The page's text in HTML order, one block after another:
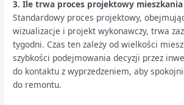
3. Ile trwa proces projektowy
Standardowy proces projektowy,
wizualizacje i projekt wykonawczy, trwa
tygodni. Czas ten zależy od wielkości
szybkości podejmowania decyzji przez
do kontaktu z wyprzedzeniem, aby
do remontu.